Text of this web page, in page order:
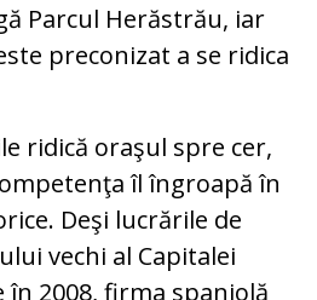
Parcul Herăstrău, iar
preconizat a se ridica
ridică oraşul spre cer,
îl îngroapă în
Deşi lucrările de
vechi al Capitalei
2008, firma spaniolă